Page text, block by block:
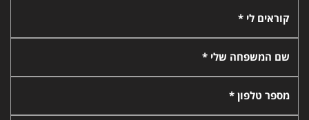
קוראים לי *
שם המשפחה שלי *
מספר טלפון *